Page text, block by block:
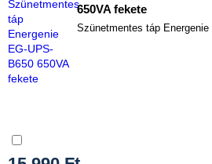
650VA fekete
Szünetmentes táp